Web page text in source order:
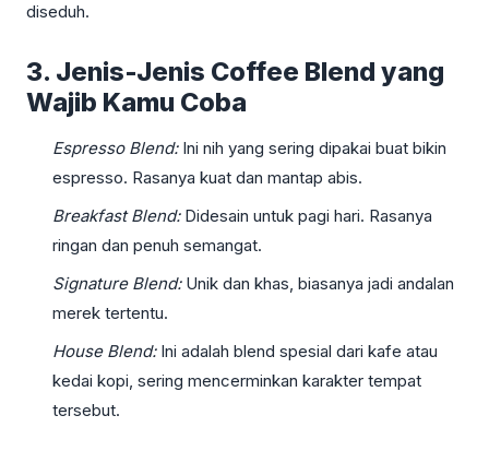
diseduh.
3. Jenis-Jenis Coffee Blend yang
Wajib Kamu Coba
Espresso Blend:Ini nih yang sering dipakai buat bikin
espresso. Rasanya kuat dan mantap abis.
Breakfast Blend: Didesain untuk pagi hari. Rasanya
ringan dan penuh semangat.
Signature Blend:Unik dan khas, biasanya jadi andalan
merek tertentu.
House Blend:Ini adalah blend spesial dari kafe atau
kedai kopi, sering mencerminkan karakter tempat
tersebut.